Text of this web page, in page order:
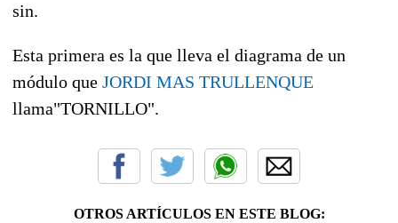
sin.
Esta primera es la que lleva el diagrama de un
módulo que JORDI MAS TRULLENQUE
llama"TORNILLO".
OTROS ARTÍCULOS EN ESTE BLOG: